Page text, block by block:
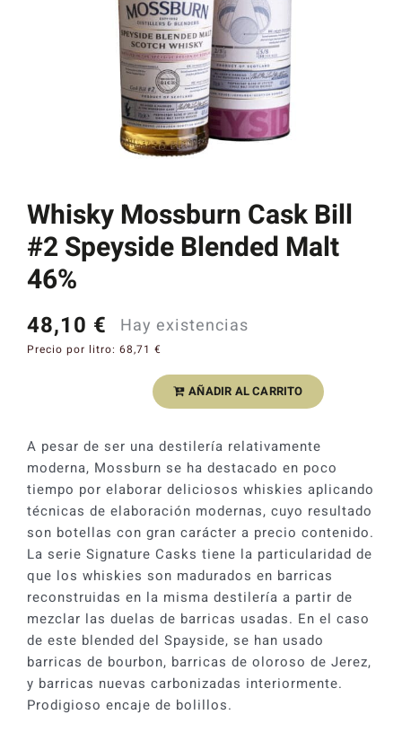
Whisky Mossburn Cask Bill
#2 Speyside Blended Malt
46%
48,10 € Hay existencias
Precio por litro: 68,71 €
Cask
Bill
#2
Speyside
Blended
Malt
46%
cantidad
AÑADIR AL CARRITO
A pesar de ser una destilería relativamente
moderna, Mossburn se ha destacado en poco
tiempo por elaborar deliciosos whiskies aplicando
técnicas de elaboración modernas, cuyo resultado
son botellas con gran carácter a precio contenido.
La serie Signature Casks tiene la particularidad de
que los whiskies son madurados en barricas
reconstruidas en la misma destilería a partir de
mezclar las duelas de barricas usadas. En el caso
de este blended del Spayside, se han usado
barricas de bourbon, barricas de oloroso de Jerez,
y barricas nuevas carbonizadas interiormente.
Prodigioso encaje de bolillos.